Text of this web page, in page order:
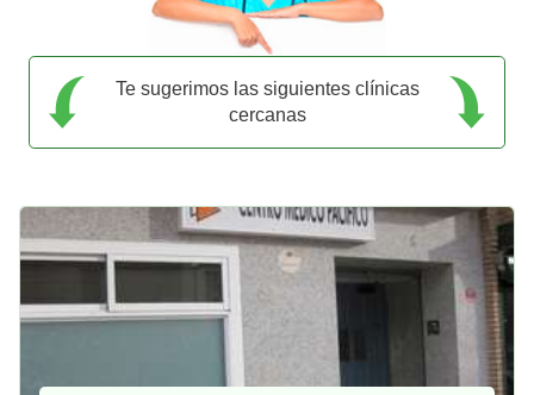
Te sugerimos las siguientes clínicas
cercanas